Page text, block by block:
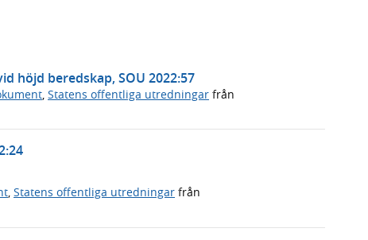
höjd beredskap, SOU 2022:57
Statens offentliga utredningar från
, Statens offentliga utredningar från